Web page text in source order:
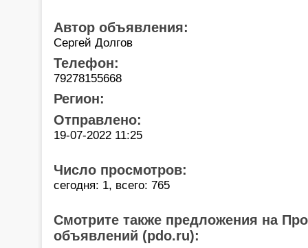
Автор объявления:
Сергей Долгов
Телефон:
79278155668
Регион:
Отправлено:
19-07-2022 11:25
Число просмотров:
сегодня: 1, всего: 765
Смотрите также предложения на
объявлений (pdo.ru):